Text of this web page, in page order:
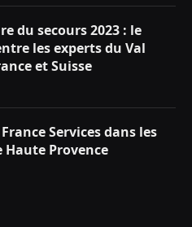
du secours 2023 : le
les experts du Val
et Suisse
Services dans les
Haute Provence